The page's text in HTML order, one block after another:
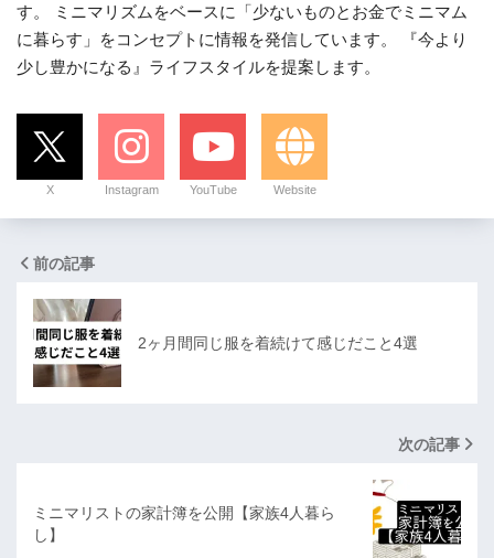
す。 ミニマリズムをベースに「少ないものとお金でミニマム
に暮らす」をコンセプトに情報を発信しています。 『今より
少し豊かになる』ライフスタイルを提案します。
X Instagram YouTube Website
前の記事
2ヶ月間同じ服を着続けて感じだこと4選
次の記事
ミニマリストの家計簿を公開【家族4人暮ら
し】